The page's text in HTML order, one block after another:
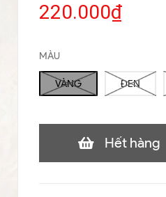
220.000₫
MÀU
VÀNG ĐEN
Hết hàng